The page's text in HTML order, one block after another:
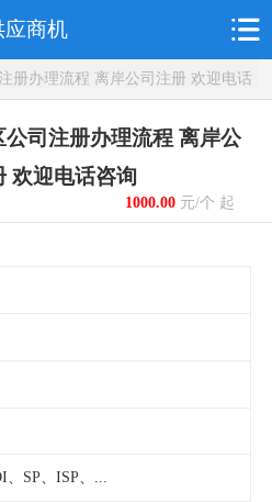
应商机
册办理流程 离岸公司注册 欢迎电话
公司注册办理流程 离岸公
欢迎电话咨询
1000.00元/个 起
、SP、ISP、...